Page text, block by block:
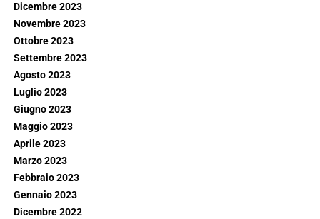
Dicembre 2023
Novembre 2023
Ottobre 2023
Settembre 2023
Agosto 2023
Luglio 2023
Giugno 2023
Maggio 2023
Aprile 2023
Marzo 2023
Febbraio 2023
Gennaio 2023
Dicembre 2022